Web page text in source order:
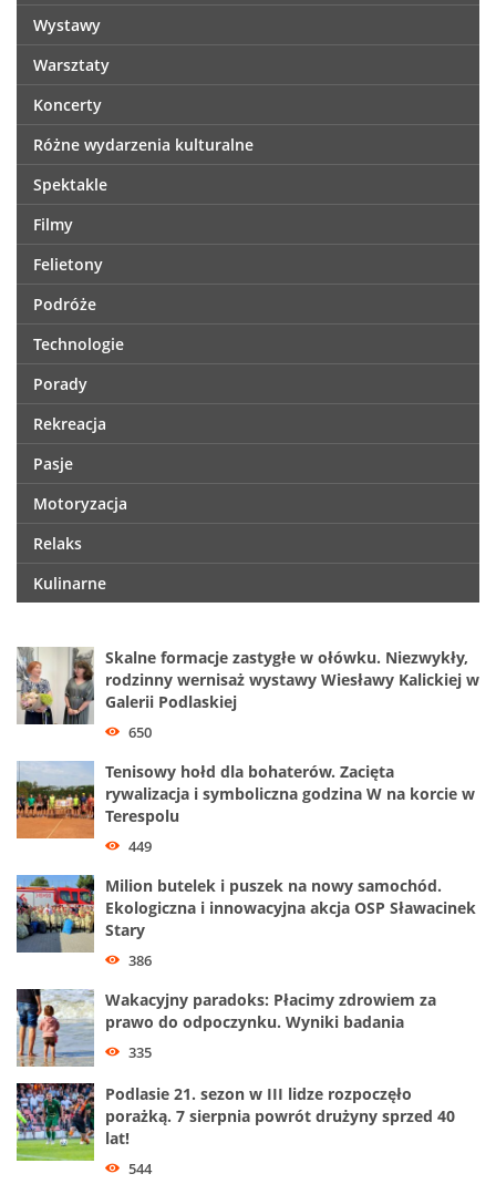
Wystawy
Warsztaty
Koncerty
Różne wydarzenia kulturalne
Spektakle
Filmy
Felietony
Podróże
Technologie
Porady
Rekreacja
Pasje
Motoryzacja
Relaks
Kulinarne
Skalne formacje zastygłe w ołówku. Niezwykły,
rodzinny wernisaż wystawy Wiesławy Kalickiej w
Galerii Podlaskiej
650
Tenisowy hołd dla bohaterów. Zacięta
rywalizacja i symboliczna godzina W na korcie w
Terespolu
449
Milion butelek i puszek na nowy samochód.
Ekologiczna i innowacyjna akcja OSP Sławacinek
Stary
386
Wakacyjny paradoks: Płacimy zdrowiem za
prawo do odpoczynku. Wyniki badania
335
Podlasie 21. sezon w III lidze rozpoczęło
porażką. 7 sierpnia powrót drużyny sprzed 40
lat!
544